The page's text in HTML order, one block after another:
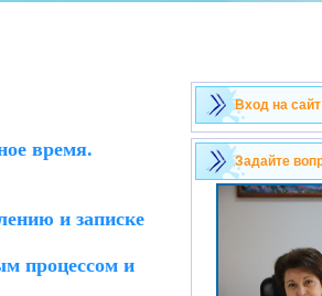
время.
и записке
процессом и
Вход на сайт
Задайте